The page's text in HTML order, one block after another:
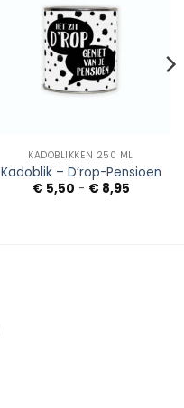
KADOBLIKKEN 250 ML
Kadoblik – D’rop-Pensioen
€5,50 - €8,95